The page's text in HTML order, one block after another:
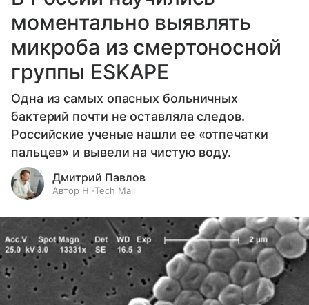
моментально выявлять
микроба из смертоносной
группы ESKAPE
Одна из самых опасных больничных
бактерий почти не оставляла следов.
Российские ученые нашли ее «отпечатки
пальцев» и вывели на чистую воду.
Дмитрий Павлов
Автор Hi-Tech Mail